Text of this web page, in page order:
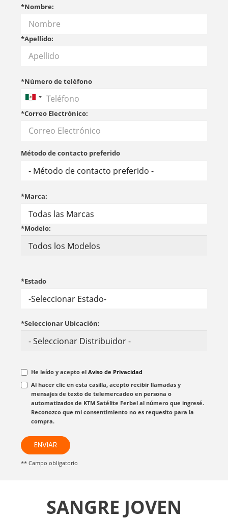
*Nombre:
*Apellido:
*Número de teléfono
*Correo Electrónico:
Método de contacto preferido
*Marca:
*Modelo:
*Estado
*Seleccionar Ubicación:
He leído y acepto el Aviso de Privacidad
Al hacer clic en esta casilla, acepto recibir llamadas y
mensajes de texto de telemercadeo en persona o
automatizados de KTM Satélite Ferbel al número que ingresé.
Reconozco que mi consentimiento no es requesito para la
compra.
ENVIAR
** Campo obligatorio
SANGRE JOVEN